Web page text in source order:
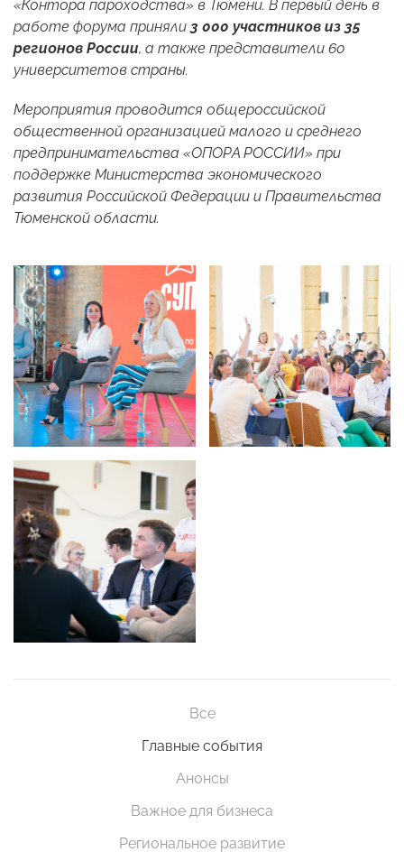
«Контора пароходства» в Тюмени. В первый день в
работе форума приняли 3 000 участников из 35
регионов России, а также представители 60
университетов страны.
Мероприятия проводится общероссийской
общественной организацией малого и среднего
предпринимательства «ОПОРА РОССИИ» при
поддержке Министерства экономического
развития Российской Федерации и Правительства
Тюменской области.
Все
Главные события
Анонсы
Важное для бизнеса
Региональное развитие